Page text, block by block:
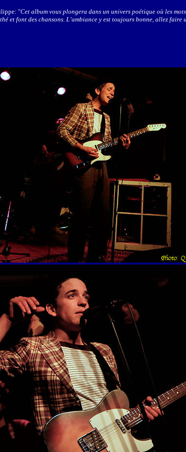
"Cet album vous plongera dans un univers poétique où les
et font des chansons. L’ambiance y est toujours bonne, allez